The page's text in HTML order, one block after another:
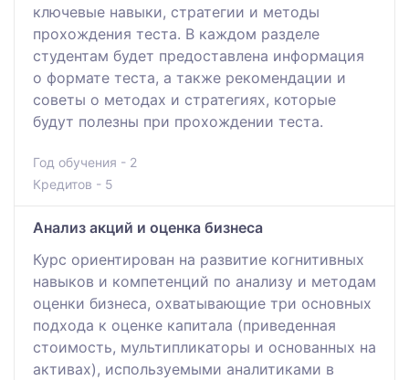
ключевые навыки, стратегии и методы
прохождения теста. В каждом разделе
студентам будет предоставлена информация
о формате теста, а также рекомендации и
советы о методах и стратегиях, которые
будут полезны при прохождении теста.
Год обучения - 2
Кредитов - 5
Анализ акций и оценка бизнеса
Курс ориентирован на развитие когнитивных
навыков и компетенций по анализу и методам
оценки бизнеса, охватывающие три основных
подхода к оценке капитала (приведенная
стоимость, мультипликаторы и основанных на
активах), используемыми аналитиками в